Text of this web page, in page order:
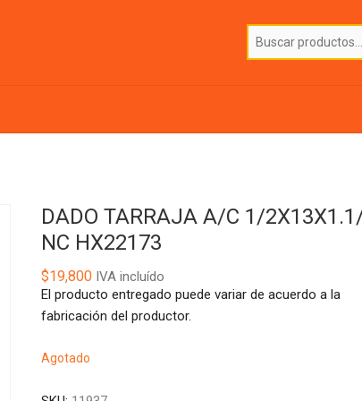
DADO TARRAJA A/C 1/
NC HX22173
$19,800 IVA incluído
El producto entregado puede variar de acuerdo a la
fabricación del productor.
Agotado